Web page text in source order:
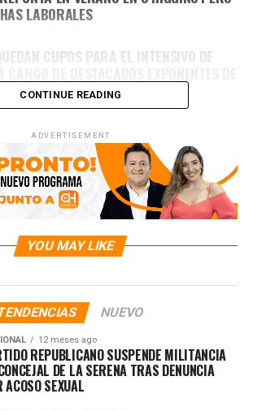
LABORALES
CUPOS PARA EL INTENSIVO DE
CONTINUE READING
ADVERTISEMENT
YOU MAY LIKE
NUEVO
12 meses ago
REPUBLICANO SUSPENDE MILITANCIA
DE LA SERENA TRAS DENUNCIA
ACOSO SEXUAL